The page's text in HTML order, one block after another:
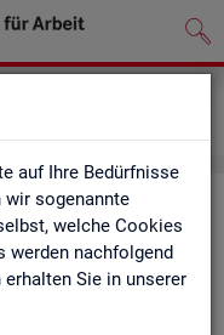
auf Ihre Bedürfnisse
wir sogenannte
welche Cookies
werden nachfolgend
Sie in unserer
Aus­sa­ge­kraft, Be­
die in der Sta­tis­